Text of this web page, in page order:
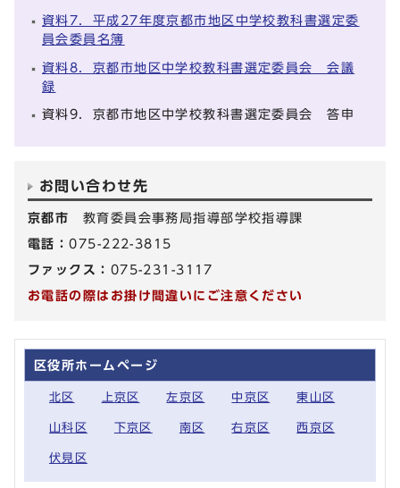
資料7．平成27年度京都市地区中学校教科書選定委
員会委員名簿
資料8．京都市地区中学校教科書選定委員会 会議
録
資料9．京都市地区中学校教科書選定委員会 答申
お問い合わせ先
京都市 教育委員会事務局指導部学校指導課
電話：075-222-3815
ファックス： 075-231-3117
お電話の際はお掛け間違いにご注意ください
区役所ホームページ
北区 上京区 左京区 中京区 東山区
山科区 下京区 南区 右京区 西京区
伏見区